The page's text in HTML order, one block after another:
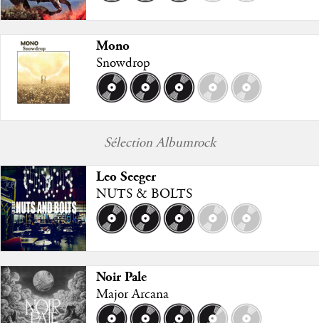
Mono
Snowdrop
Sélection Albumrock
Leo Seeger
NUTS & BOLTS
Noir Pale
Major Arcana